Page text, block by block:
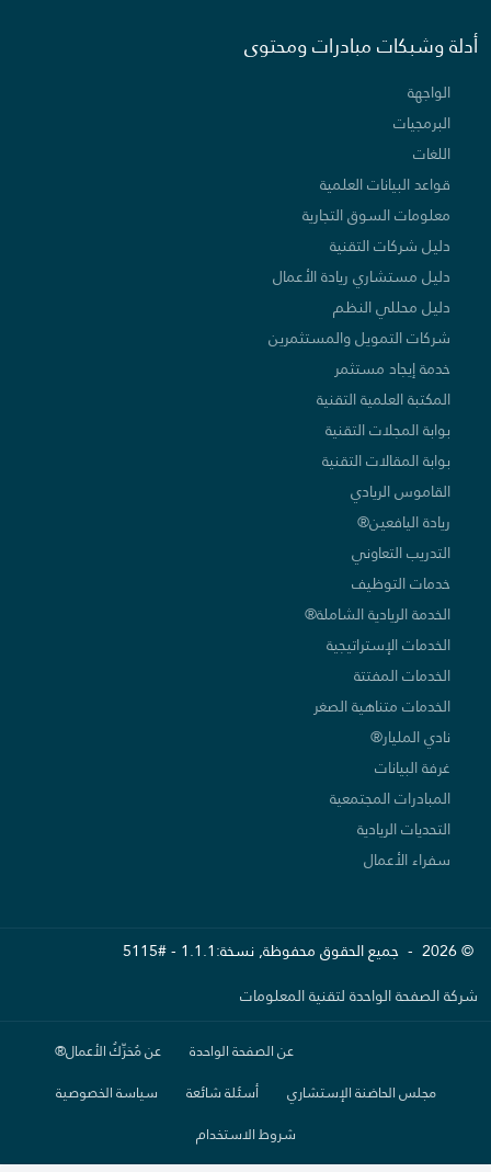
أدلة وشبكات مبادرات ومحتوى
الواجهة
البرمجيات
اللغات
قواعد البيانات العلمية
معلومات السوق التجارية
دليل شركات التقنية
دليل مستشاري ريادة الأعمال
دليل محللي النظم
شركات التمويل والمستثمرين
خدمة إيجاد مستثمر
المكتبة العلمية التقنية
بوابة المجلات التقنية
بوابة المقالات التقنية
القاموس الريادي
ريادة اليافعين®
التدريب التعاوني
خدمات التوظيف
الخدمة الريادية الشاملة®
الخدمات الإستراتيجية
الخدمات المفتتة
الخدمات متناهية الصغر
نادي المليار®
غرفة البيانات
المبادرات المجتمعية
التحديات الريادية
سفراء الأعمال
© 2026 - جميع الحقوق محفوظة, نسخة:1.1.1 - #5115
شركة الصفحة الواحدة لتقنية المعلومات
عن الصفحة الواحدة
عن مُحَرِّكُ الأعمال®
مجلس الحاضنة الإستشاري
أسئلة شائعة
سياسة الخصوصية
شروط الاستخدام